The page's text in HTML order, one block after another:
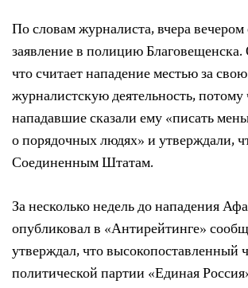
По словам журналиста, вчера
заявление в полицию
что считает нападение местью за свою
журналистскую деятельность, потому
нападавшие сказали ему «писать
о порядочных людях» и утверждали,
Соединенным Штатам.
За несколько недель до нападения
опубликовал в «Антирейтинге»
утверждал, что высокопоставленный
политической партии «Единая